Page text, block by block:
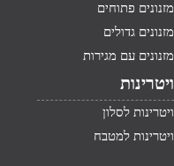
מזנונים פתוחים
מזנונים גדולים
מזנונים עם מגירות
ויטרינות
ויטרינות לסלון
ויטרינות למטבח